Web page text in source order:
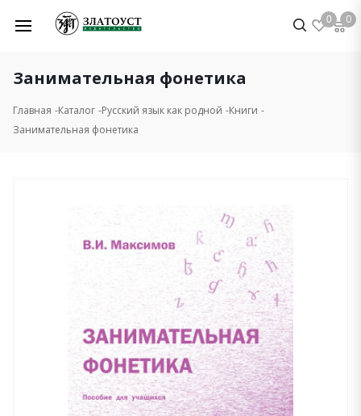
0 0
Занимательная фонетика
Главная Каталог Русский язык как родной Книги
Занимательная фонетика